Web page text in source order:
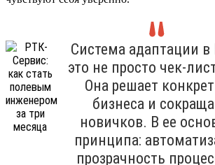
Система адаптации
это не просто чек-
Она решает
бизнеса и
новичков. В ее
принципа:
прозрачность